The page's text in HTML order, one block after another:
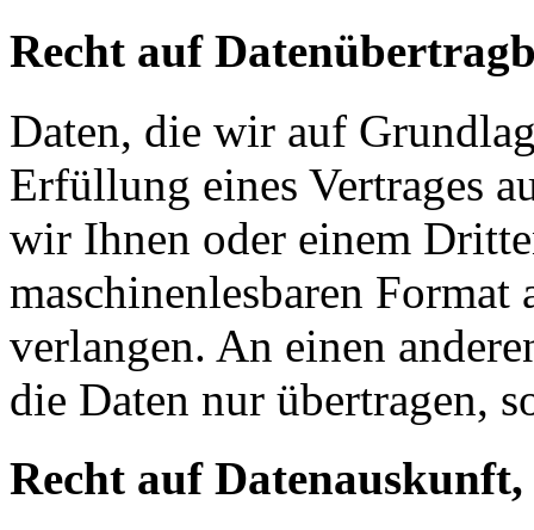
Recht auf
Daten, die wir auf
Erfüllung eines Vertrages
wir Ihnen oder einem
maschinenlesbaren Format
verlangen. An einen
die Daten nur übertragen,
Recht auf